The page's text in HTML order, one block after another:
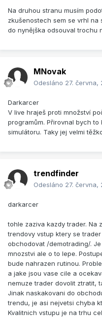
Na druhou stranu musím
zkušenostech sem se vrhl na
do nynějška odsouval trochu
MNovak
Odesláno 27. června,
Darkarcer
V live hraješ proti množství
programům. Přirovnal bych to
simulátoru. Taky jej velmi
trendfinder
Odesláno 27. června,
darkarcer
tohle zaziva kazdy trader. Na
trendovy vstup ktery se
obchodovat /demotrading/.
mnozstvi ale o to lepe.
bude nahrazen rutinou.
a jake jsou vase cile a
nemuze trader dovolit ztratit,
Jinak naskakovani do
trendu, je asi nejvetsi chyba
Kvalitnich vstupu je na trhu